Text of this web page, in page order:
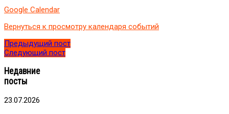
бизнеса
в
2025
году
и
учесть
все».
Google Calendar
Вернуться к просмотру календаря событий
Предыдущий пост
Следующий пост
Недавние
посты
23.07.2026